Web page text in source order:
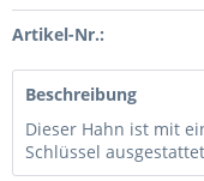
Artikel-Nr.:
Beschreibung
Dieser Hahn ist mit
Schlüssel